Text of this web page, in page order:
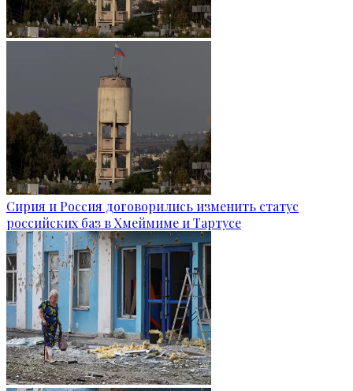
Сирия и Россия договорились изменить статус
российских баз в Хмеймиме и Тартусе